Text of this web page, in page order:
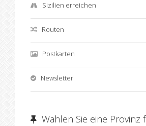
Sizilien erreichen
Routen
Postkarten
Newsletter
Wahlen Sie eine Provinz